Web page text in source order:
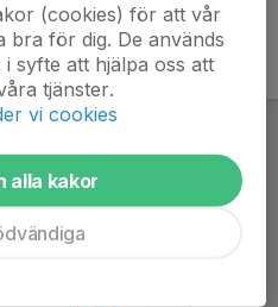
(cookies) för att vår
bra för dig. De används
syfte att hjälpa oss att
tjänster.
vi cookies
alla kakor